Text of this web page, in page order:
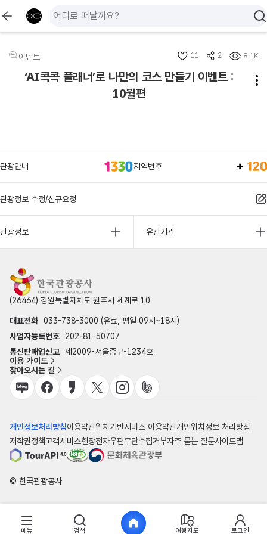
11 2 8.1K
이벤트
‘AI콕콕 플래너’로 나만의 코스 만들기 이벤트 :
10월편
관광안내 지역번호
관광정보 수정/신규요청
관광정보 유관기관
(26464) 강원특별자치도 원주시 세계로 10
대표전화 033-738-3000 (유료, 평일 09시~18시)
사업자등록번호
202-81-50707
통신판매업신고 제2009-서울중구-1234호
이용 가이드
찾아오시는 길
개인정보처리방침이용약관위치기반서비스 이용약관개인위치정보 처리방침
저작권정책고객서비스헌장전자우편무단수집거부자주 묻는 질문사이트맵
© 한국관광공사
메뉴 검색 여행지도 로그인